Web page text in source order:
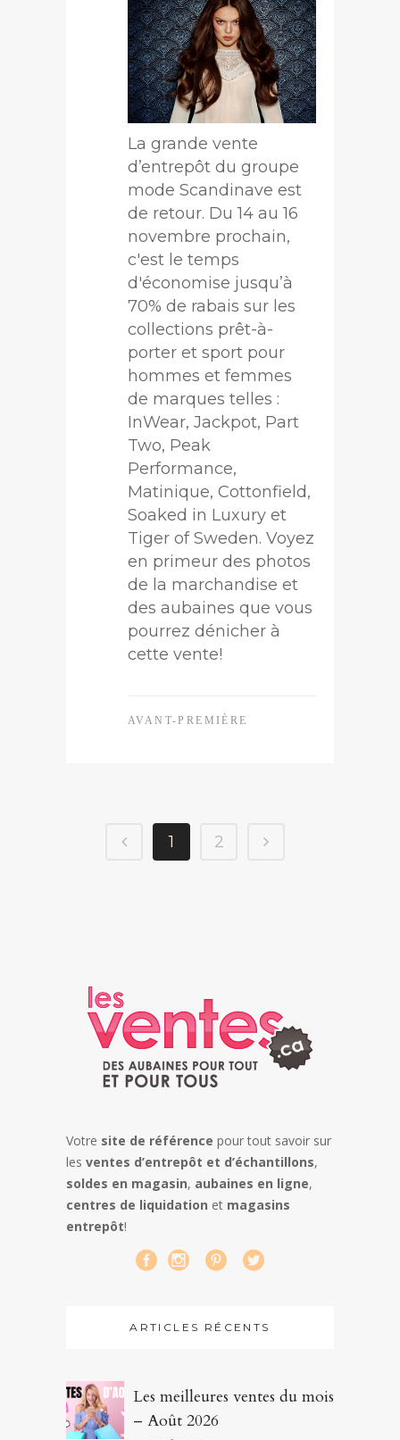
La grande vente
d’entrepôt du groupe
mode Scandinave est
de retour. Du 14 au 16
novembre prochain,
c'est le temps
d'économise jusqu’à
70% de rabais sur les
collections prêt-à-
porter et sport pour
hommes et femmes
de marques telles :
InWear, Jackpot, Part
Two, Peak
Performance,
Matinique, Cottonfield,
Soaked in Luxury et
Tiger of Sweden. Voyez
en primeur des photos
de la marchandise et
des aubaines que vous
pourrez dénicher à
cette vente!
AVANT-PREMIÈRE
1 2
Votre site de référence pour tout savoir sur
les ventes d’entrepôt et d’échantillons,
soldes en magasin, aubaines en ligne,
centres de liquidation et magasins
entrepôt!
ARTICLES RÉCENTS
Les meilleures ventes du mois
– Août 2026